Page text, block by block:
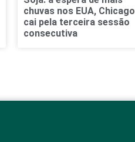
chuvas nos EUA, Chicago
cai pela terceira sessão
consecutiva